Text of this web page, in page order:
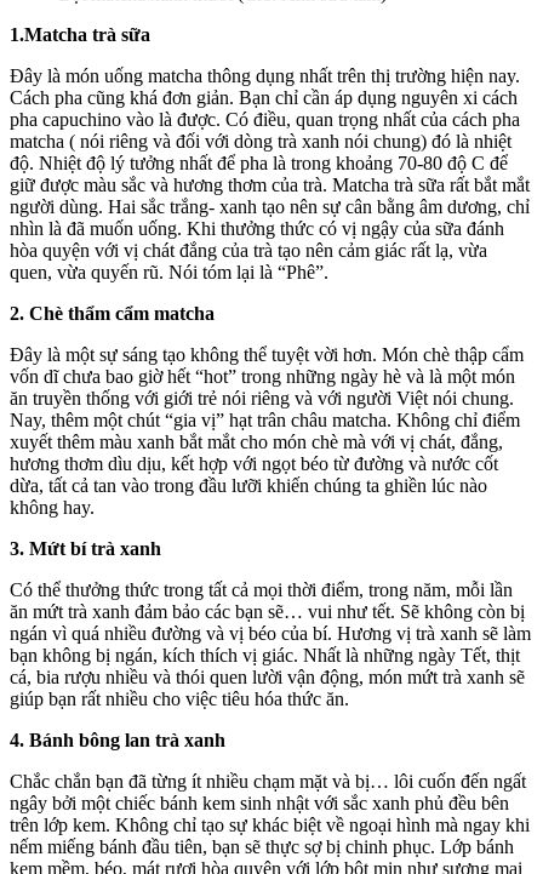
1.Matcha trà sữa
Đây là món uống matcha thông dụng nhất trên thị trường hiện nay.
Cách pha cũng khá đơn giản. Bạn chỉ cần áp dụng nguyên xi cách
pha capuchino vào là được. Có điều, quan trọng nhất của cách pha
matcha ( nói riêng và đối với dòng trà xanh nói chung) đó là nhiệt
độ. Nhiệt độ lý tưởng nhất để pha là trong khoảng 70-80 độ C để
giữ được màu sắc và hương thơm của trà. Matcha trà sữa rất bắt mắt
người dùng. Hai sắc trắng- xanh tạo nên sự cân bằng âm dương, chỉ
nhìn là đã muốn uống. Khi thưởng thức có vị ngậy của sữa đánh
hòa quyện với vị chát đắng của trà tạo nên cảm giác rất lạ, vừa
quen, vừa quyến rũ. Nói tóm lại là “Phê”.
2. Chè thẩm cẩm matcha
Đây là một sự sáng tạo không thể tuyệt vời hơn. Món chè thập cẩm
vốn dĩ chưa bao giờ hết “hot” trong những ngày hè và là một món
ăn truyền thống với giới trẻ nói riêng và với người Việt nói chung.
Nay, thêm một chút “gia vị” hạt trân châu matcha. Không chỉ điểm
xuyết thêm màu xanh bắt mắt cho món chè mà với vị chát, đắng,
hương thơm dìu dịu, kết hợp với ngọt béo từ đường và nước cốt
dừa, tất cả tan vào trong đầu lưỡi khiến chúng ta ghiền lúc nào
không hay.
3. Mứt bí trà xanh
Có thể thưởng thức trong tất cả mọi thời điểm, trong năm, mỗi lần
ăn mứt trà xanh đảm bảo các bạn sẽ… vui như tết. Sẽ không còn bị
ngán vì quá nhiều đường và vị béo của bí. Hương vị trà xanh sẽ làm
bạn không bị ngán, kích thích vị giác. Nhất là những ngày Tết, thịt
cá, bia rượu nhiều và thói quen lười vận động, món mứt trà xanh sẽ
giúp bạn rất nhiều cho việc tiêu hóa thức ăn.
4. Bánh bông lan trà xanh
Chắc chắn bạn đã từng ít nhiều chạm mặt và bị… lôi cuốn đến ngất
ngây bởi một chiếc bánh kem sinh nhật với sắc xanh phủ đều bên
trên lớp kem. Không chỉ tạo sự khác biệt về ngoại hình mà ngay khi
nếm miếng bánh đầu tiên, bạn sẽ thực sợ bị chinh phục. Lớp bánh
kem mềm, béo, mát rượi hòa quyện với lớp bột mịn như sương mai